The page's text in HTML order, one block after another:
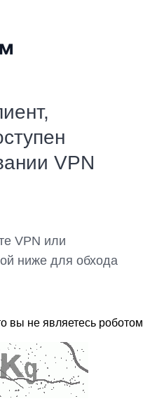
VPN
VPN или
ниже для обхода
вы не являетесь роботом